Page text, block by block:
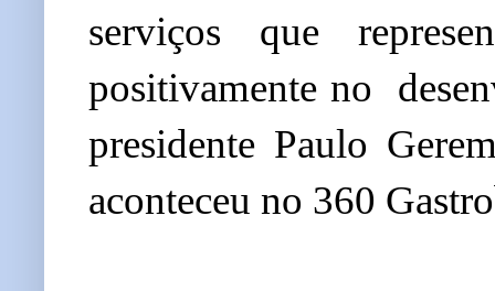
serviços que
positivamente no
presidente Paulo
aconteceu no 360